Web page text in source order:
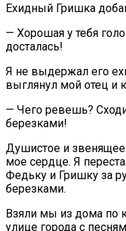
Ехидный Гришка
— Хорошая у тебя
досталась!
Я не выдержал его
выглянул мой отец и
— Чего ревешь?
березками!
Душистое и звенящее
мое сердце. Я
Федьку и Гришку за
березками.
Взяли мы из дома по
улице города с